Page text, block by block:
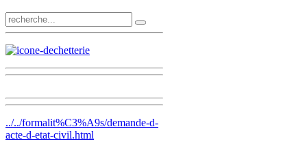
../../formalit%C3%A9s/demande-d-
acte-d-etat-civil.html